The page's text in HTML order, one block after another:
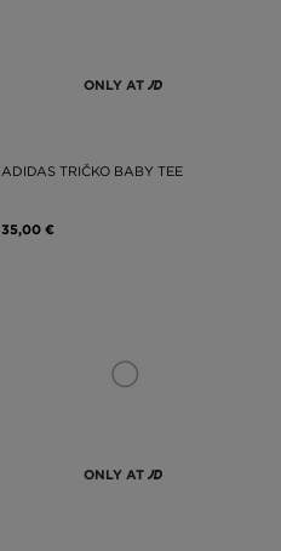
ONLY AT
ADIDAS TRIČKO BABY TEE
35,00 €
ONLY AT